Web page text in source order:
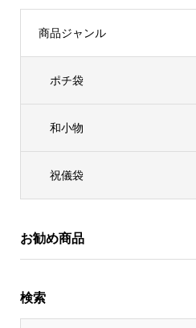
商品ジャンル
ポチ袋
和小物
祝儀袋
お勧め商品
検索